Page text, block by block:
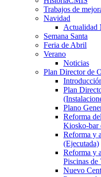
Trabajos de
Navidad
Actualidad
Semana Santa
Feria de Abril
Verano
Noticias
Plan Director de
Plan
Plano
Reforma
Kiosko-bar
Reforma y
(Ejecutada)
Reforma y
Piscinas de
Nuevo